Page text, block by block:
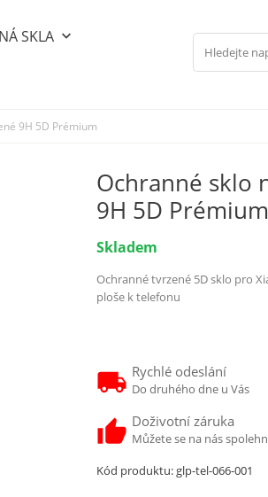
SKLA keyboard_arrow_down
9H 5D Prémium
Ochranné sklo
9H 5D Prémium
Skladem
Ochranné tvrzené 5D sklo pro
ploše k telefonu
Rychlé odeslání
Do druhého dne u Vás
Doživotní záruka
Můžete se na nás
Kód produktu:glp-tel-066-001